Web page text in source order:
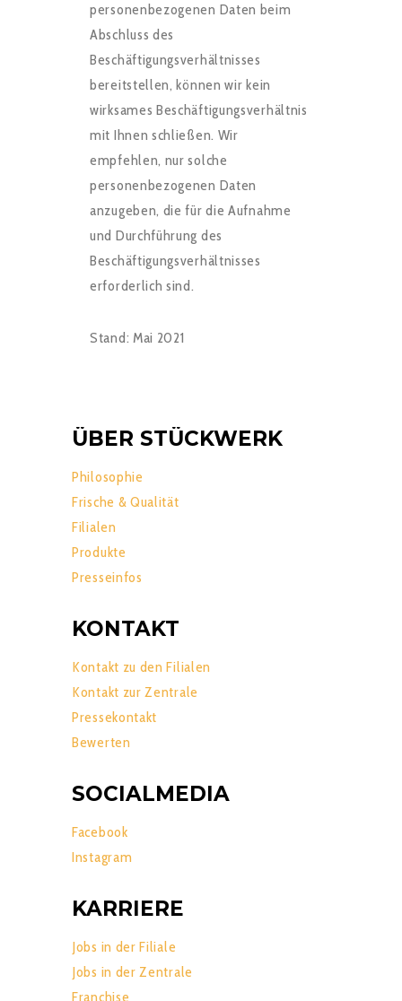
personenbezogenen Daten beim
Abschluss des
Beschäftigungsverhältnisses
bereitstellen, können wir kein
wirksames Beschäftigungsverhältnis
mit Ihnen schließen. Wir
empfehlen, nur solche
personenbezogenen Daten
anzugeben, die für die Aufnahme
und Durchführung des
Beschäftigungsverhältnisses
erforderlich sind.
Stand: Mai 2021
ÜBER STÜCKWERK
Philosophie
Frische & Qualität
Filialen
Produkte
Presseinfos
KONTAKT
Kontakt zu den Filialen
Kontakt zur Zentrale
Pressekontakt
Bewerten
SOCIALMEDIA
Facebook
Instagram
KARRIERE
Jobs in der Filiale
Jobs in der Zentrale
Franchise